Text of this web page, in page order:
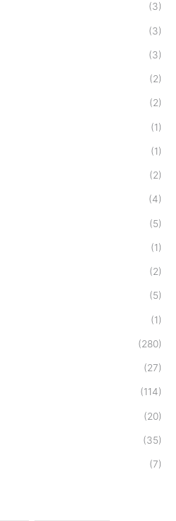
(3)
(3)
(3)
(2)
(2)
(1)
(1)
(2)
(4)
(5)
(1)
(2)
(5)
(1)
(280)
(27)
(114)
(20)
(35)
(7)